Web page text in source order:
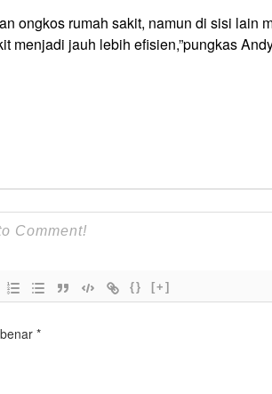
ongkos rumah sakit, namun di sisi lain
menjadi jauh lebih efisien,”pungkas
{} [+]
*